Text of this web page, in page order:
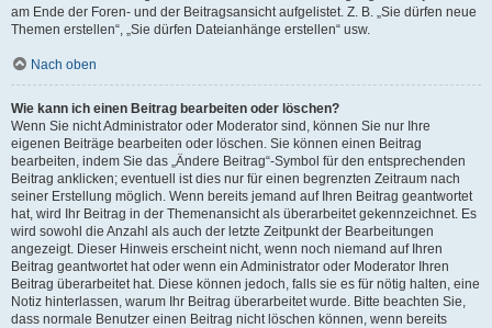
am Ende der Foren- und der Beitragsansicht aufgelistet. Z. B. „Sie dürfen neue
Themen erstellen“, „Sie dürfen Dateianhänge erstellen“ usw.
Nach oben
Wie kann ich einen Beitrag bearbeiten oder löschen?
Wenn Sie nicht Administrator oder Moderator sind, können Sie nur Ihre
eigenen Beiträge bearbeiten oder löschen. Sie können einen Beitrag
bearbeiten, indem Sie das „Ändere Beitrag“-Symbol für den entsprechenden
Beitrag anklicken; eventuell ist dies nur für einen begrenzten Zeitraum nach
seiner Erstellung möglich. Wenn bereits jemand auf Ihren Beitrag geantwortet
hat, wird Ihr Beitrag in der Themenansicht als überarbeitet gekennzeichnet. Es
wird sowohl die Anzahl als auch der letzte Zeitpunkt der Bearbeitungen
angezeigt. Dieser Hinweis erscheint nicht, wenn noch niemand auf Ihren
Beitrag geantwortet hat oder wenn ein Administrator oder Moderator Ihren
Beitrag überarbeitet hat. Diese können jedoch, falls sie es für nötig halten, eine
Notiz hinterlassen, warum Ihr Beitrag überarbeitet wurde. Bitte beachten Sie,
dass normale Benutzer einen Beitrag nicht löschen können, wenn bereits